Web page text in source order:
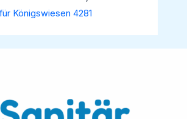
Königswiesen 4281